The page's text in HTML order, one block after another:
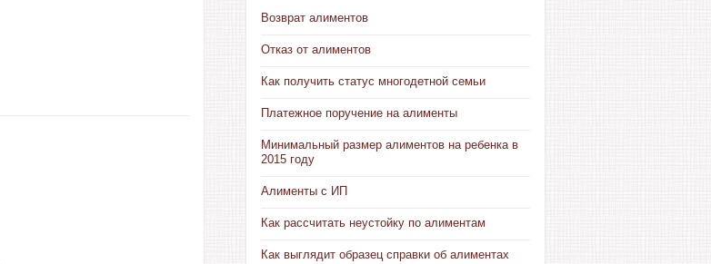
Возврат алиментов
Отказ от алиментов
Как получить статус многодетной семьи
Платежное поручение на алименты
Минимальный размер алиментов на ребенка в
2015 году
Алименты с ИП
Как рассчитать неустойку по алиментам
Как выглядит образец справки об алиментах